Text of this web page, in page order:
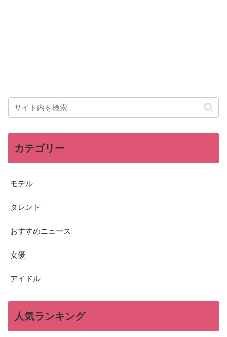
カテゴリー
モデル
タレント
おすすめニュース
女優
アイドル
人気ランキング